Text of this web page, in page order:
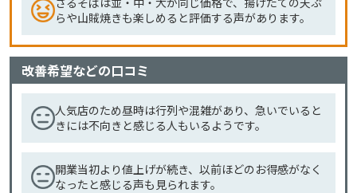
らや山賊焼きも楽しめると評価する声があります。
改善希望などの口コミ
人気店のため昼時は行列や混雑があり、急いでいると
きには不向きと感じる人もいるようです。
開業当初より値上げが続き、以前ほどのお得感がなく
なったと感じる声も見られます。